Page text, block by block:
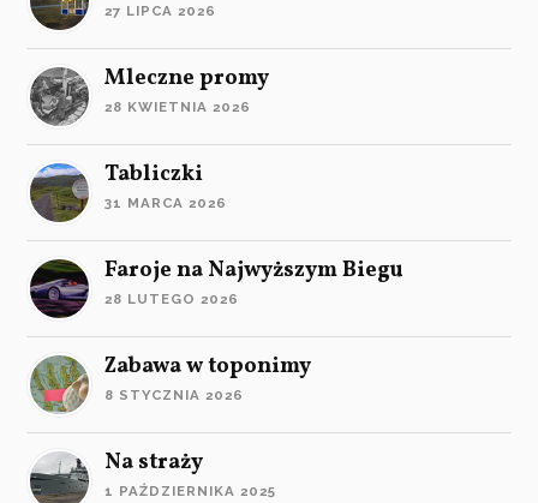
27 LIPCA 2026
Mleczne promy
28 KWIETNIA 2026
Tabliczki
31 MARCA 2026
Faroje na Najwyższym Biegu
28 LUTEGO 2026
Zabawa w toponimy
8 STYCZNIA 2026
Na straży
1 PAŹDZIERNIKA 2025